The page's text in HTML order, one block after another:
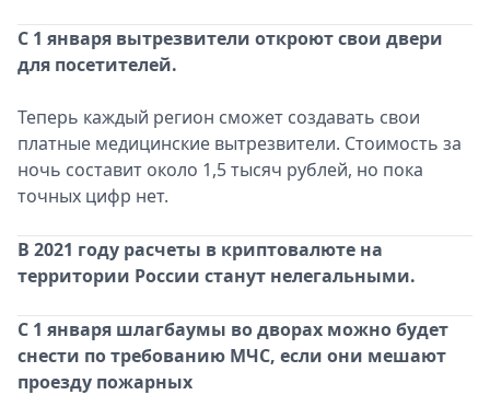
С 1 января вытрезвители откроют свои двери
для посетителей.
Теперь каждый регион сможет создавать свои
платные медицинские вытрезвители. Стоимость за
ночь составит около 1,5 тысяч рублей, но пока
точных цифр нет.
В 2021 году расчеты в криптовалюте на
территории России станут нелегальными.
С 1 января шлагбаумы во дворах можно будет
снести по требованию МЧС, если они мешают
проезду пожарных